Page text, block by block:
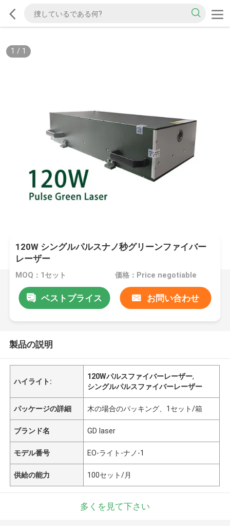
1 / 1
120W シングルパルスナノ秒グリーンファイバー
レーザー
MOQ：1セット 価格：Price negotiable
ベストプライス お問い合わせ
製品の説明
ハイライト:
120Wパルスファイバーレーザー,
シングルパルスファイバーレーザー
パッケージの詳細 木の場合のパッキング、1セット/箱
ブランド名 GD laser
モデル番号 EO-ライト-ナノ-1
供給の能力 100セット/月
多くを見て下さい